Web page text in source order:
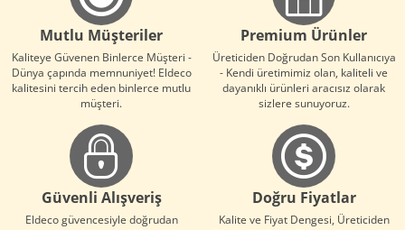
Mutlu Müşteriler
Kaliteye Güvenen Binlerce Müşteri -
Dünya çapında memnuniyet! Eldeco
kalitesini tercih eden binlerce mutlu
müşteri.
Premium Ürünler
Üreticiden Doğrudan Son Kullanıcıya
- Kendi üretimimiz olan, kaliteli ve
dayanıklı ürünleri aracısız olarak
sizlere sunuyoruz.
Güvenli Alışveriş
Eldeco güvencesiyle doğrudan
Doğru Fiyatlar
Kalite ve Fiyat Dengesi, Üreticiden